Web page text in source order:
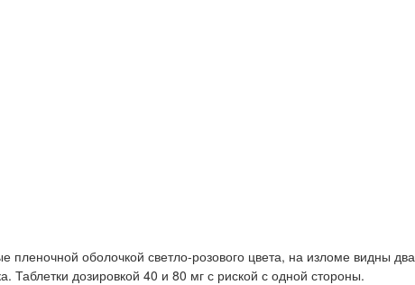
пленочной оболочкой светло-розового цвета, на изломе видны два
дозировкой 40 и 80 мг с риской с одной стороны.